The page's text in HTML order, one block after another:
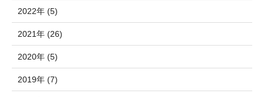
2022年 (5)
2021年 (26)
2020年 (5)
2019年 (7)